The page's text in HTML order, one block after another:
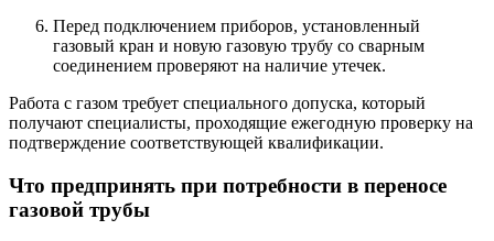
Перед подключением приборов, установленный
газовый кран и новую газовую трубу со сварным
соединением проверяют на наличие утечек.
Работа с газом требует специального допуска, который
получают специалисты, проходящие ежегодную проверку на
подтверждение соответствующей квалификации.
Что предпринять при потребности в переносе
газовой трубы